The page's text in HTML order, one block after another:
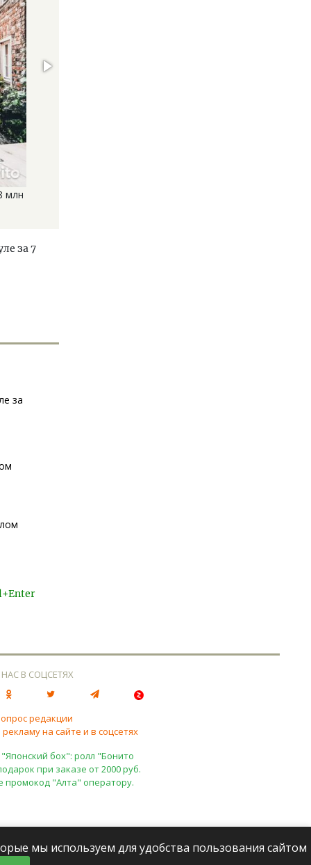
млн
за 7
за
В СОЦСЕТЯХ
редакции
на сайте и в соцсетях
бох": ролл "Бонито
при заказе от 2000 руб.
промокод "Алта" оператору.
мы используем для удобства пользования сайтом